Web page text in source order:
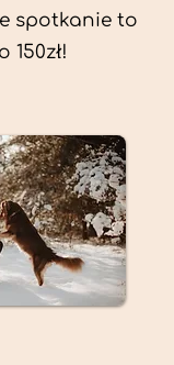
spotkanie to
150zł!